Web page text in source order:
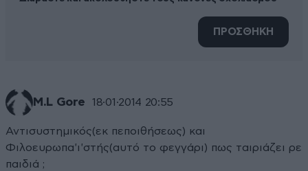
ΠΡΟΣΘΗΚΗ
M.L Gore 18·01·2014 20:55
Αντισυστημικός(εκ πεποιθήσεως) και
Φιλοευρωπα'ι'στής(αυτό το φεγγάρι) πως ταιριάζει ρε
παιδιά ;